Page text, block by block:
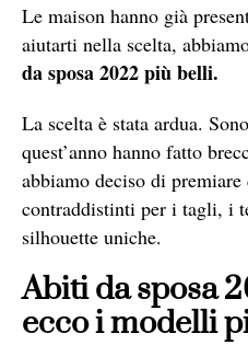
Le maison hanno già
aiutarti nella scelta,
da sposa 2022 più belli.
La scelta è stata ardua.
quest’anno hanno fatto
abbiamo deciso di
contraddistinti per i tagli, i
silhouette uniche.
Abiti da sposa
ecco i modelli